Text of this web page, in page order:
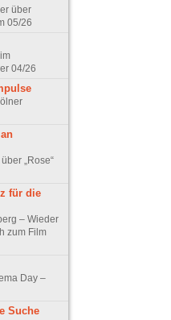
über
05/26
04/26
„Rose“
für die
– Wieder
zum Film
Day –
Suche